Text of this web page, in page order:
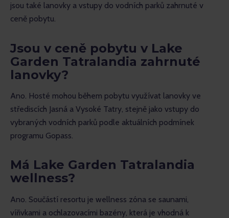
jsou také lanovky a vstupy do vodních parků zahrnuté v
ceně pobytu.
Jsou v ceně pobytu v Lake
Garden Tatralandia zahrnuté
lanovky?
Ano. Hosté mohou během pobytu využívat lanovky ve
střediscích Jasná a Vysoké Tatry, stejně jako vstupy do
vybraných vodních parků podle aktuálních podmínek
programu Gopass.
Má Lake Garden Tatralandia
wellness?
Ano. Součástí resortu je wellness zóna se saunami,
vířivkami a ochlazovacími bazény, která je vhodná k